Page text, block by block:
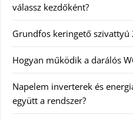
válassz kezdőként?
Grundfos keringető
Hogyan működik a darálós
Napelem inverterek és
együtt a rendszer?